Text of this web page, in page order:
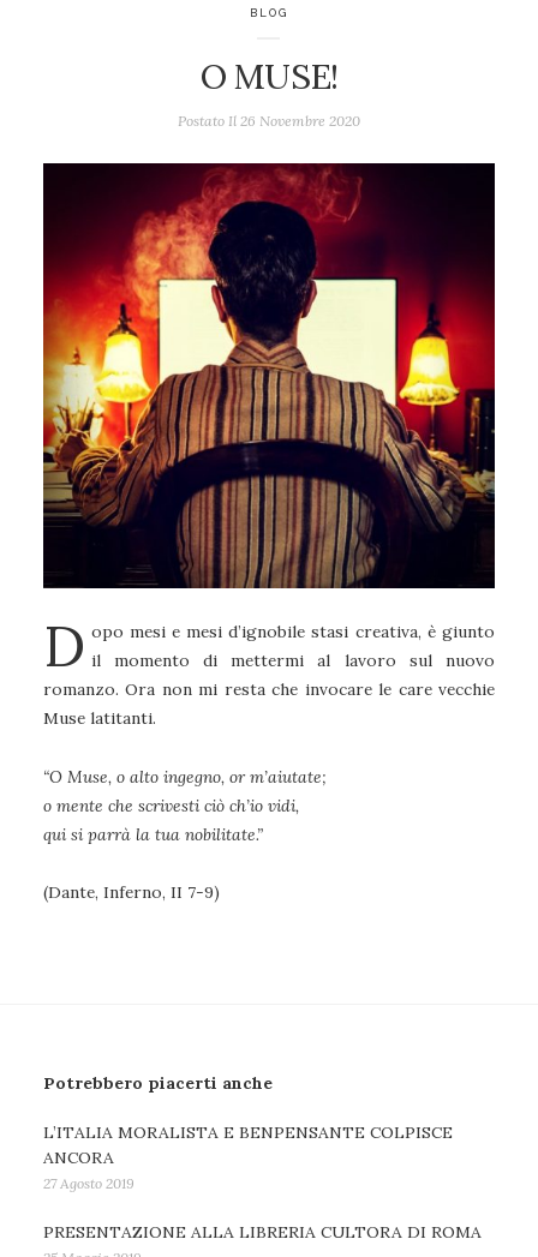
BLOG
O MUSE!
Postato Il 26 Novembre 2020
D opo mesi e mesi d’ignobile stasi creativa, è giunto
il momento di mettermi al lavoro sul nuovo
romanzo. Ora non mi resta che invocare le care vecchie
Muse latitanti.
“O Muse, o alto ingegno, or m’aiutate;
o mente che scrivesti ciò ch’io vidi,
qui si parrà la tua nobilitate.”
(Dante, Inferno, II 7-9)
Potrebbero piacerti anche
L’ITALIA MORALISTA E BENPENSANTE COLPISCE
ANCORA
27 Agosto 2019
PRESENTAZIONE ALLA LIBRERIA CULTORA DI ROMA